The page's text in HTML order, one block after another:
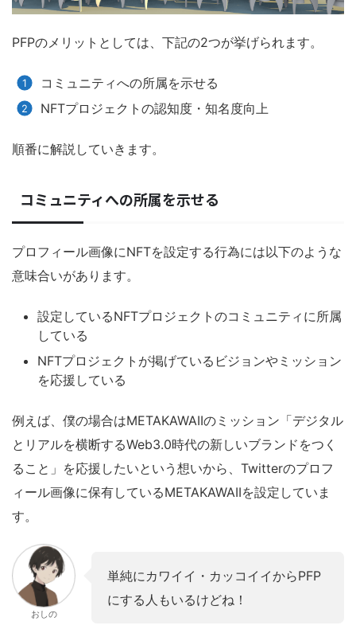
PFPのメリットとしては、下記の2つが挙げられます。
コミュニティへの所属を示せる
NFTプロジェクトの認知度・知名度向上
順番に解説していきます。
コミュニティへの所属を示せる
プロフィール画像にNFTを設定する行為には以下のような
意味合いがあります。
設定しているNFTプロジェクトのコミュニティに所属
している
NFTプロジェクトが掲げているビジョンやミッション
を応援している
例えば、僕の場合はMETAKAWAIIのミッション「デジタル
とリアルを横断するWeb3.0時代の新しいブランドをつく
ること」を応援したいという想いから、Twitterのプロフ
ィール画像に保有しているMETAKAWAIIを設定していま
す。
おしの
単純にカワイイ・カッコイイからPFP
にする人もいるけどね！